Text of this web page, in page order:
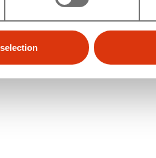
hos os!